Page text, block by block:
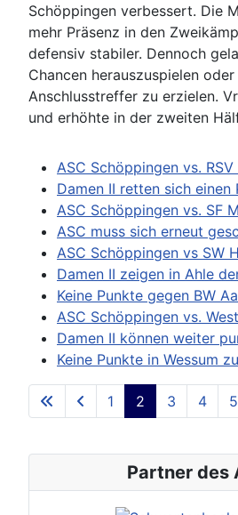
Schöppingen verbessert. Die
mehr Präsenz in den
defensiv stabiler. Dennoch
Chancen herauszuspielen
Anschlusstreffer zu erzielen.
und erhöhte in der zweiten
ASC Schöppingen vs.
Damen II retten sich einen
ASC Schöppingen vs. SF
ASC muss sich erneut
ASC Schöppingen vs SW
Damen II zeigen in Ahle
Keine Punkte gegen BW
ASC Schöppingen vs.
Damen II können weiter
Keine Punkte in Wessum
1 2 3 4 5
Partner des